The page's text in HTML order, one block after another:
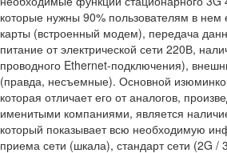
которые нужны 90% пользователям в нем
карты (встроенный модем), передача
питание от электрической сети 220В,
проводного Ethernet-подключения),
(правда, несъемные). Основной
которая отличает его от аналогов,
именитыми компаниями, является
который показывает всю необходимую
приема сети (шкала), стандарт сети (2G /